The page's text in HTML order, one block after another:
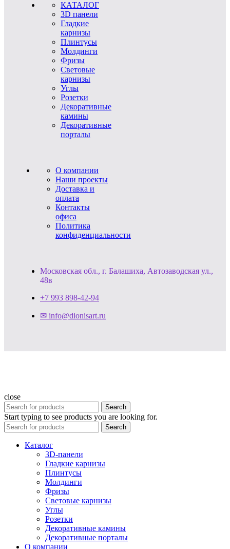
КАТАЛОГ
3D панели
Гладкие
карнизы
Плинтусы
Молдинги
Фризы
Световые
карнизы
Углы
Розетки
Декоративные
камины
Декоративные
порталы
О компании
Наши проекты
Доставка и
оплата
Контакты
офиса
Политика
конфиденциальности
Московская обл., г. Балашиха, Автозаводская ул.,
48в
+7 993 898-42-94
✉ info@dionisart.ru
close
Search
Start typing to see products you are looking for.
Search
Каталог
3D-панели
Гладкие карнизы
Плинтусы
Молдинги
Фризы
Световые карнизы
Углы
Розетки
Декоративные камины
Декоративные порталы
О компании